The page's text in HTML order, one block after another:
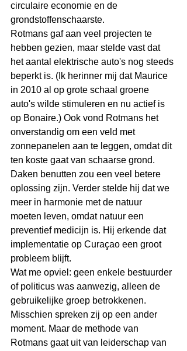
circulaire economie en de
grondstoffenschaarste.
Rotmans gaf aan veel projecten te
hebben gezien, maar stelde vast dat
het aantal elektrische auto's nog steeds
beperkt is. (Ik herinner mij dat Maurice
in 2010 al op grote schaal groene
auto's wilde stimuleren en nu actief is
op Bonaire.) Ook vond Rotmans het
onverstandig om een veld met
zonnepanelen aan te leggen, omdat dit
ten koste gaat van schaarse grond.
Daken benutten zou een veel betere
oplossing zijn. Verder stelde hij dat we
meer in harmonie met de natuur
moeten leven, omdat natuur een
preventief medicijn is. Hij erkende dat
implementatie op Curaçao een groot
probleem blijft.
Wat me opviel: geen enkele bestuurder
of politicus was aanwezig, alleen de
gebruikelijke groep betrokkenen.
Misschien spreken zij op een ander
moment. Maar de methode van
Rotmans gaat uit van leiderschap van